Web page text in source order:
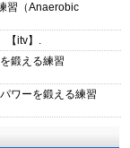
習（Anaerobic
【itv】.
鍛える練習
ワーを鍛える練習